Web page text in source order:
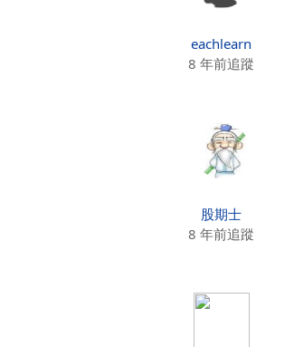
eachlearn
8 年前追蹤
股期士
8 年前追蹤